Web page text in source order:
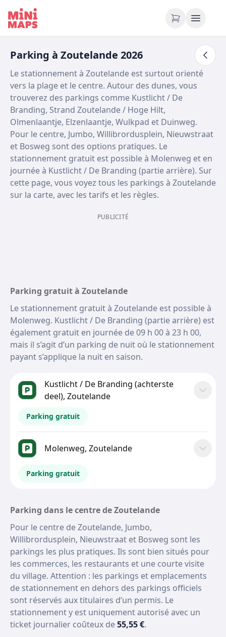
Aller au contenu
Parking à Zoutelande 2026
Le stationnement à Zoutelande est surtout orienté
vers la plage et le centre. Autour des dunes, vous
trouverez des parkings comme Kustlicht / De
Branding, Strand Zoutelande / Hoge Hilt,
Olmenlaantje, Elzenlaantje, Wulkpad et Duinweg.
Pour le centre, Jumbo, Willibrordusplein, Nieuwstraat
et Bosweg sont des options pratiques. Le
stationnement gratuit est possible à Molenweg et en
journée à Kustlicht / De Branding (partie arrière). Sur
cette page, vous voyez tous les parkings à Zoutelande
sur la carte, avec les tarifs et les règles.
PUBLICITÉ
Parking gratuit à Zoutelande
Le stationnement gratuit à Zoutelande est possible à
Molenweg. Kustlicht / De Branding (partie arrière) est
également gratuit en journée de 09 h 00 à 23 h 00,
mais il s’agit d’un parking de nuit où le stationnement
payant s’applique la nuit en saison.
Kustlicht / De Branding (achterste
deel), Zoutelande
Parking gratuit
Molenweg, Zoutelande
Parking gratuit
Parking dans le centre de Zoutelande
Pour le centre de Zoutelande, Jumbo,
Willibrordusplein, Nieuwstraat et Bosweg sont les
parkings les plus pratiques. Ils sont bien situés pour
les commerces, les restaurants et une courte visite
du village. Attention : les parkings et emplacements
de stationnement en dehors des parkings officiels
sont réservés aux titulaires d’un permis. Le
stationnement y est uniquement autorisé avec un
ticket journalier coûteux de55,55 €.